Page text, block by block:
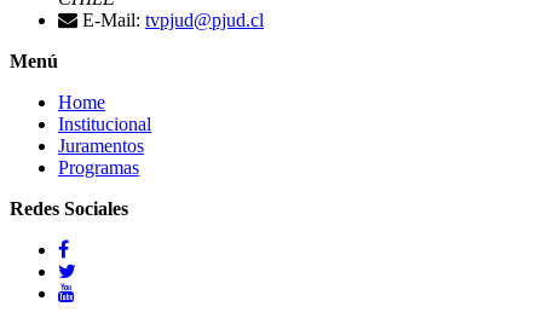
E-Mail: tvpjud@pjud.cl
Menú
Home
Institucional
Juramentos
Programas
Redes Sociales